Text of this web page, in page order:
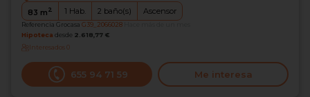
83 m2 1 Hab. 2 baño(s) Ascensor
Referencia Grocasa G39_2066028
Hipoteca desde 2.618,77 €
Interesados0
655 94 71 59 Me interesa